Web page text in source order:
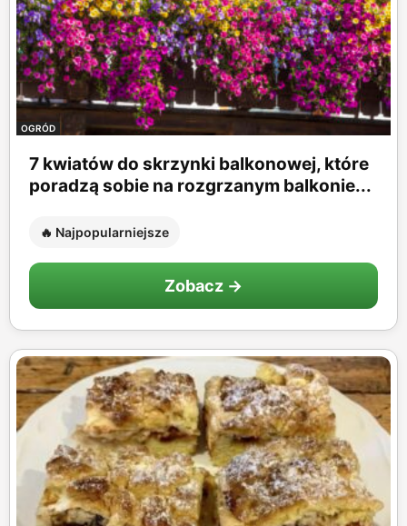
OGRÓD
7 kwiatów do skrzynki balkonowej, które
poradzą sobie na rozgrzanym balkonie...
🔥 Najpopularniejsze
Zobacz →